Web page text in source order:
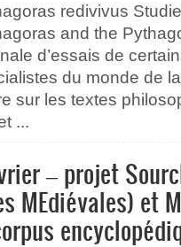
redivivus
and the
d’essais de
du monde de
sur les textes
...
– projet
MEdiévales) et